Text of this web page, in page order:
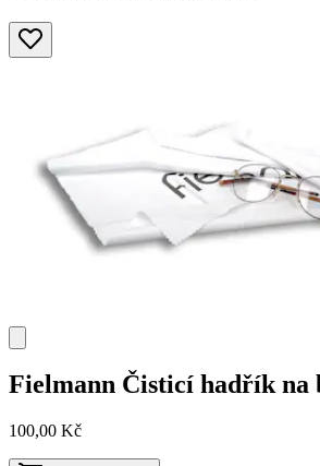
Fielmann Čisticí hadřík na
100,00 Kč